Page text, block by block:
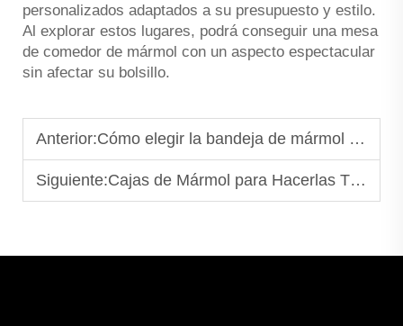
personalizados adaptados a su presupuesto y estilo.
Al explorar estos lugares, podrá conseguir una mesa
de comedor de mármol con un aspecto espectacular
sin afectar su bolsillo.
Anterior:Cómo elegir la bandeja de mármol perfecta para el baño, la cocina o la mesa de café
Siguiente:Cajas de Mármol para Hacerlas Tú Mismo: Ideas Fáciles de Personalización para tu Hogar